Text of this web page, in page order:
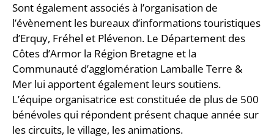
Sont également associés à l’organisation de
l’évènement les bureaux d’informations touristiques
d’Erquy, Fréhel et Plévenon. Le Département des
Côtes d’Armor la Région Bretagne et la
Communauté d’agglomération Lamballe Terre &
Mer lui apportent également leurs soutiens.
L’équipe organisatrice est constituée de plus de 500
bénévoles qui répondent présent chaque année sur
les circuits, le village, les animations.